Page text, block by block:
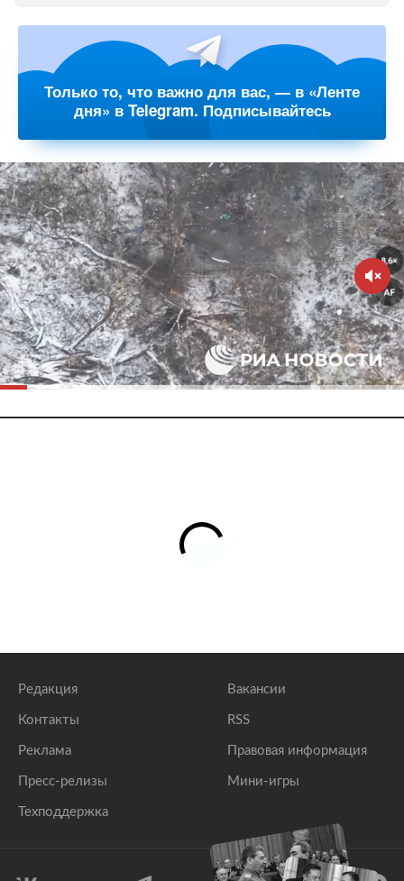
Только то, что важно для вас, — в «Ленте
дня» в Telegram. Подписывайтесь
Редакция
Контакты
Реклама
Пресс-релизы
Техподдержка
Вакансии
RSS
Правовая информация
Мини-игры